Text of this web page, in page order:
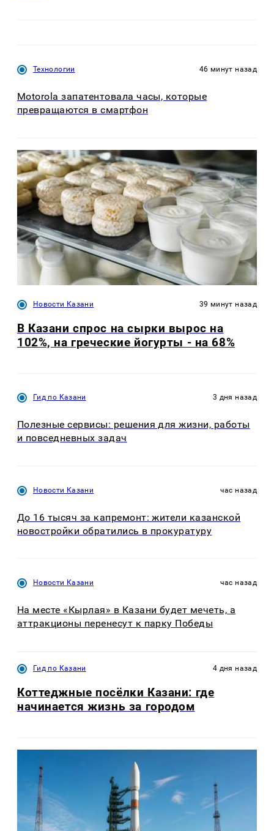
Технологии 46 минут назад
Motorola запатентовала часы, которые
превращаются в смартфон
Новости Казани 39 минут назад
В Казани спрос на сырки вырос на
102%, на греческие йогурты - на 68%
Гид по Казани 3 дня назад
Полезные сервисы: решения для жизни, работы
и повседневных задач
Новости Казани час назад
До 16 тысяч за капремонт: жители казанской
новостройки обратились в прокуратуру
Новости Казани час назад
На месте «Кырлая» в Казани будет мечеть, а
аттракционы перенесут к парку Победы
Гид по Казани 4 дня назад
Коттеджные посёлки Казани: где
начинается жизнь за городом